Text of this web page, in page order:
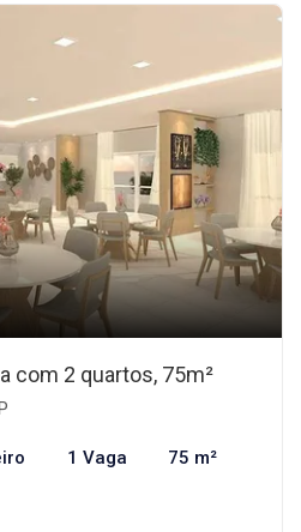
com 2 quartos, 75m²
1 Vaga 75 m²